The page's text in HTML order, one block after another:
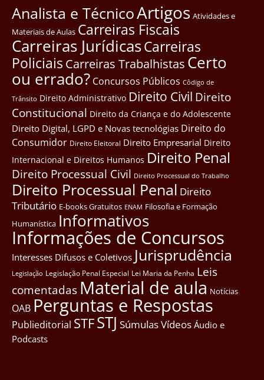
Analista e TécnicoArtigos Atividades e
Materiais de Aulas Carreiras Fiscais
Carreiras JurídicasCarreiras
Policiais Carreiras Trabalhistas Certo
ou errado? Concursos Públicos Côdigo de
Trânsito Direito Administrativo Direito Civil Direito
Constitucional Direito da Criança e do Adolescente
Direito Digital, LGPD e Novas tecnológias Direito do
Consumidor Direito Eleitoral Direito Empresarial Direito
Internacional e Direitos Humanos Direito Penal
Direito Processual Civil Direito Processual do Trabalho
Direito Processual Penal Direito
Tributário E-books Gratuitos ENAM Filosofia e Formação
Humanística Informativos
Informações de Concursos
Interesses Difusos e Coletivos Jurisprudência
Legislação Legislação Penal Especial Lei Maria da Penha Leis
comentadas Material de aula Notícias
OAB Perguntas e Respostas
Publieditorial STFSTJ SúmulasVídeos Áudio e
Podcasts